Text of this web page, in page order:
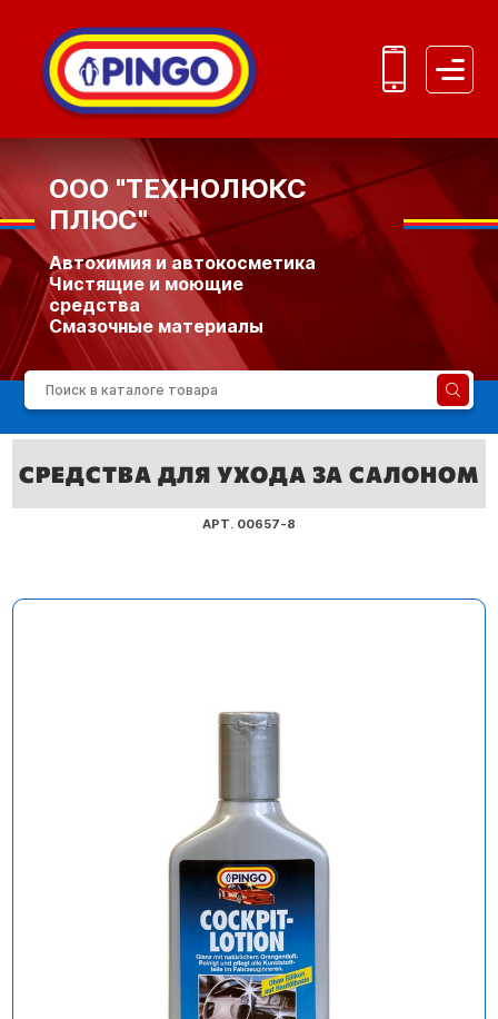
OOO "ТЕХНОЛЮКС
ПЛЮС"
Автохимия и автокосметика
Чистящие и моющие
средства
Смазочные материалы
Дерматологические
средства индивидуальной
защиты
СРЕДСТВА ДЛЯ УХОДА ЗА САЛОНОМ
АРТ. 00657-8